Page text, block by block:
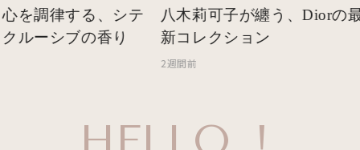
調律する、シテ
ルーシブの香り
八木莉可子が纏う、Diorの最
新コレクション
2週間前